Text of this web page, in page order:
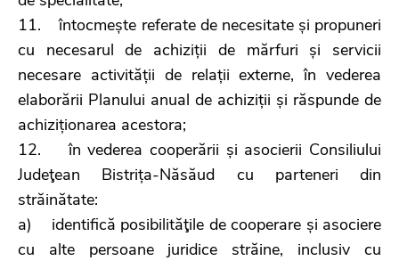
11. întocmește referate de necesitate și propuneri
cu necesarul de achiziții de mărfuri și servicii
necesare activității de relații externe, în vederea
elaborării Planului anual de achiziții și răspunde de
achiziționarea acestora;
12. în vederea cooperării și asocierii Consiliului
Judeţean Bistrița-Năsăud cu parteneri din
străinătate:
a) identifică posibilităţile de cooperare și asociere
cu alte persoane juridice străine, inclusiv cu